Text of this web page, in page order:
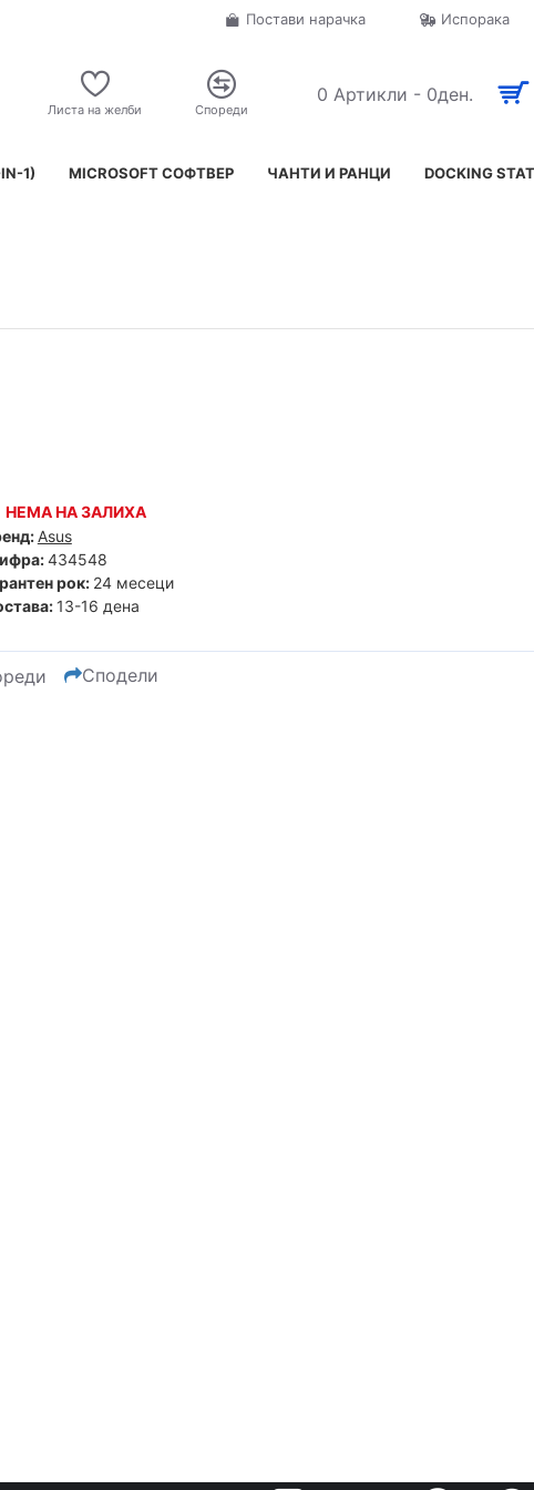
Постави нарачка Испорака
Листа на желби Спореди
0 Артикли - 0ден.
1) MICROSOFT СОФТВЕР ЧАНТИ И РАНЦИ DOCKING
НЕМА НА ЗАЛИХА
Asus
434548
рок: 24 месеци
13-16 дена
Сподели